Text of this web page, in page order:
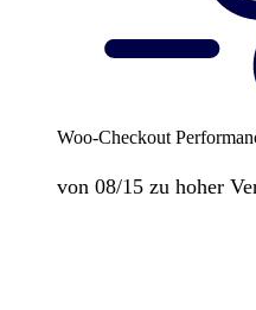
Woo-Checkout
von 08/15 zu hoher